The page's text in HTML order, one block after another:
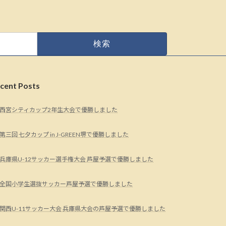
Posts
西宮シティカップ2年生大会で優勝しました
第三回 七夕カップ in J-GREEN堺で優勝しました
兵庫県U-12サッカー選手権大会 芦屋予選で優勝しました
全国小学生選抜サッカー芦屋予選で優勝しました
関西U-11サッカー大会 兵庫県大会の芦屋予選で優勝しました